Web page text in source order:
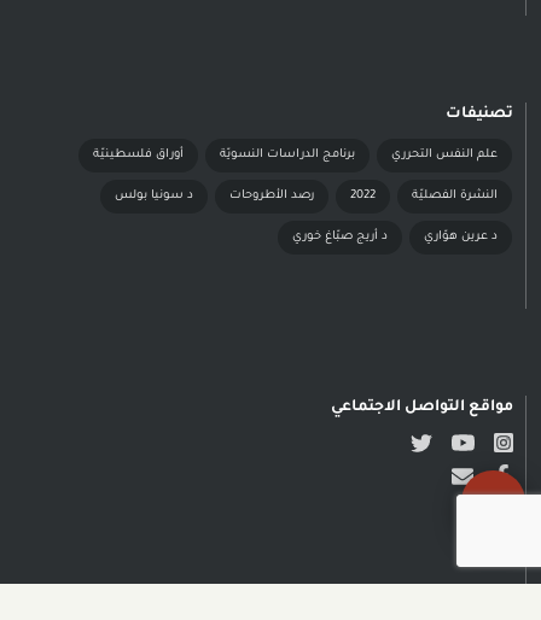
تصنيفات
علم النفس التحرري برنامج الدراسات النسويّة أوراق فلسطينيّة
النشرة الفصليّة 2022 رصد الأطروحات د سونيا بولس
د عرين هوّاري د أريج صبّاغ خوري
مواقع التواصل الاجتماعي